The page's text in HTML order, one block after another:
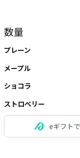
数量
プレーン
メープル
ショコラ
ストロベリー
eギフト